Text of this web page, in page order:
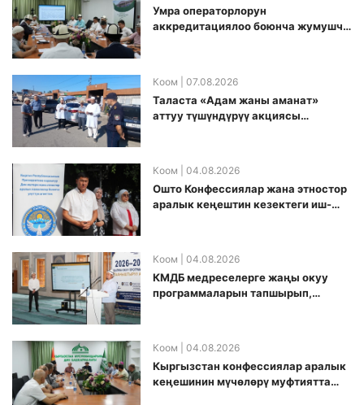
Умра операторлорун
аккредитациялоо боюнча жумушчу
Коом | 07.08.2026
Таласта «Адам жаны аманат»
аттуу түшүндүрүү акциясы
Коом | 04.08.2026
Ошто Конфессиялар жана этностор
аралык кеңештин кезектеги иш-
Коом | 04.08.2026
КМДБ медреселерге жаңы окуу
программаларын тапшырып,
Коом | 04.08.2026
Кыргызстан конфессиялар аралык
кеӊешинин мүчөлөрү муфтиятта